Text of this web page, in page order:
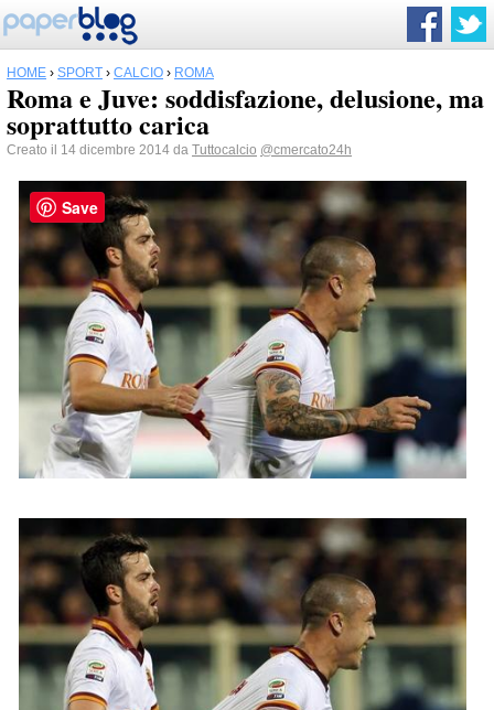
HOME › SPORT › CALCIO › ROMA
Roma e Juve: soddisfazione, delusione, ma
soprattutto carica
Creato il 14 dicembre 2014 da Tuttocalcio @cmercato24h
Save